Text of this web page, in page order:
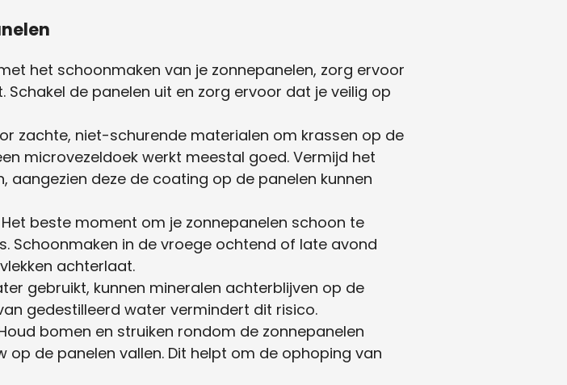
het schoonmaken van je zonnepanelen, zorg ervoor
de panelen uit en zorg ervoor dat je veilig op
zachte, niet-schurende materialen om krassen op de
microvezeldoek werkt meestal goed. Vermijd het
deze de coating op de panelen kunnen
Het beste moment om je zonnepanelen schoon te
Schoonmaken in de vroege ochtend of late avond
achterlaat.
gebruikt, kunnen mineralen achterblijven op de
gedestilleerd water vermindert dit risico.
bomen en struiken rondom de zonnepanelen
de panelen vallen. Dit helpt om de ophoping van